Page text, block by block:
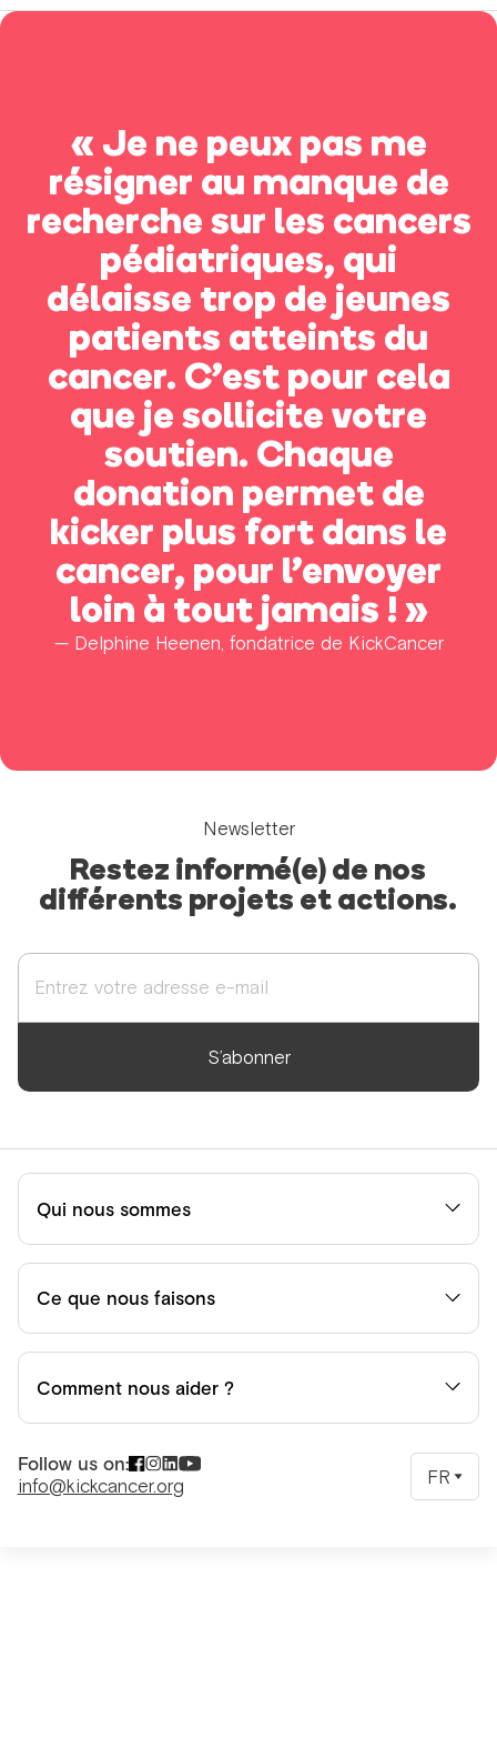
« Je ne peux pas me
résigner au manque de
recherche sur les cancers
pédiatriques, qui
délaisse trop de jeunes
patients atteints du
cancer. C’est pour cela
que je sollicite votre
soutien. Chaque
donation permet de
kicker plus fort dans le
cancer, pour l’envoyer
loin à tout jamais ! »
— Delphine Heenen, fondatrice de KickCancer
Newsletter
Restez informé(e) de nos
différents projets et actions.
S’abonner
Qui nous sommes
Ce que nous faisons
Comment nous aider ?
Follow us on:
info@kickcancer.org
FR